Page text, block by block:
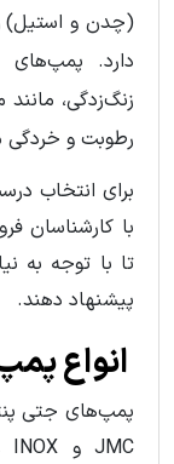
(چدن و استیل)
دارد. پمپ‌های
رطوبت و خردگی
برای انتخاب
با کارشناسان
تا با توجه به
پیشنهاد دهند.
انواع